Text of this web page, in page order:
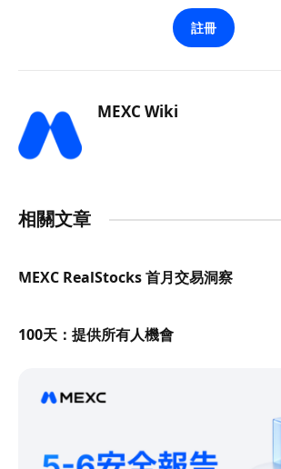
註冊
MEXC Wiki
相關文章
MEXC RealStocks 首月交易洞察
100天：提供所有人機會